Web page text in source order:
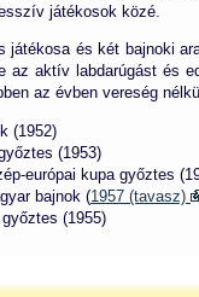
játékosok közé.
játékosa és két bajnoki
az aktív labdarúgást és
az évben vereség
(1952)
(1953)
európai kupa győztes
bajnok (1957 (tavasz)
(1955)